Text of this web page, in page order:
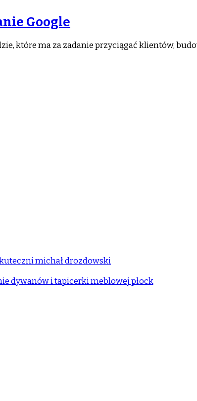
Google
które ma za zadanie przyciągać klientów,